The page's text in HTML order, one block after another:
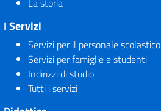
La storia
I Servizi
Servizi per il personale scolastico
Servizi per famiglie e studenti
Indirizzi di studio
Tutti i servizi